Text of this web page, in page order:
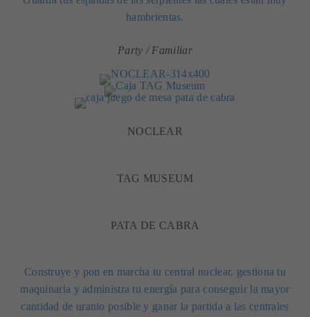
hambrientas.
Party / Familiar
NOCLEAR
TAG MUSEUM
PATA DE CABRA
Construye y pon en marcha tu central nuclear, gestiona tu
maquinaria y administra tu energía para conseguir la mayor
cantidad de uranio posible y ganar la partida a las centrales